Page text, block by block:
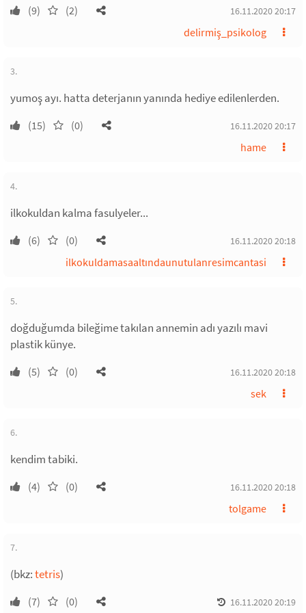
(9) (2) 16.11.2020 20:17
delirmiş_psikolog
3.
yumoş ayı. hatta deterjanın yanında hediye edilenlerden.
(15) (0) 16.11.2020 20:17
hame
4.
ilkokuldan kalma fasulyeler...
(6) (0) 16.11.2020 20:18
ilkokuldamasaaltındaunutulanresimcantasi
5.
doğduğumda bileğime takılan annemin adı yazılı mavi
plastik künye.
(5) (0) 16.11.2020 20:18
sek
6.
kendim tabiki.
(4) (0) 16.11.2020 20:18
tolgame
7.
(bkz:tetris)
(7) (0) 16.11.2020 20:19